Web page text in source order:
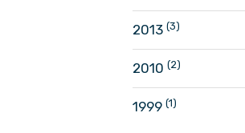
2013 (3)
2010 (2)
1999 (1)